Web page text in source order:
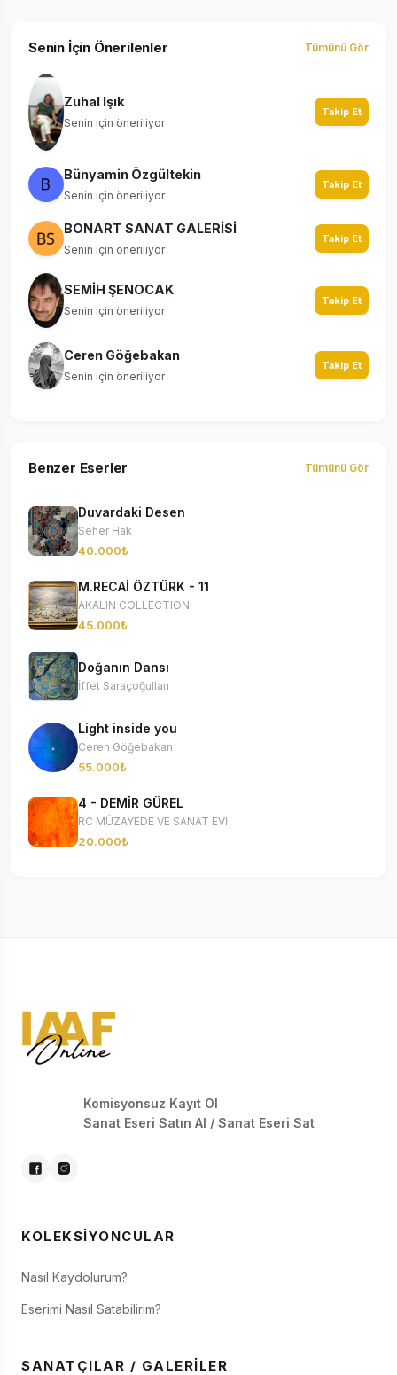
Senin İçin Önerilenler Tümünü Gör
Zuhal Işık
Senin için öneriliyor
Takip Et
Bünyamin Özgültekin
Senin için öneriliyor
Takip Et
BONART SANAT GALERİSİ
Senin için öneriliyor
Takip Et
SEMİH ŞENOCAK
Senin için öneriliyor
Takip Et
Ceren Göğebakan
Senin için öneriliyor
Takip Et
Benzer Eserler Tümünü Gör
Duvardaki Desen
Seher Hak
40.000₺
M.RECAİ ÖZTÜRK - 11
AKALIN COLLECTION
45.000₺
Doğanın Dansı
İffet Saraçoğulları
Light inside you
Ceren Göğebakan
55.000₺
4 - DEMİR GÜREL
RC MÜZAYEDE VE SANAT EVİ
20.000₺
Komisyonsuz Kayıt Ol
Sanat Eseri Satın Al / Sanat Eseri Sat
KOLEKSIYONCULAR
Nasıl Kaydolurum?
Eserimi Nasıl Satabilirim?
SANATÇILAR / GALERILER